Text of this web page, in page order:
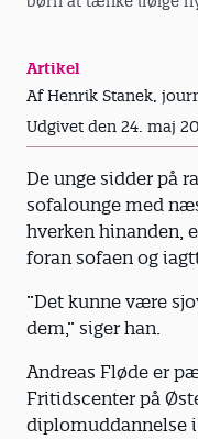
Artikel
Af Henrik Stanek,
Udgivet den 24. maj
De unge sidder på
sofalounge med
hverken hinanden,
foran sofaen og
”Det kunne være
dem,” siger han.
Andreas Fløde er
Fritidscenter på
diplomuddannelse